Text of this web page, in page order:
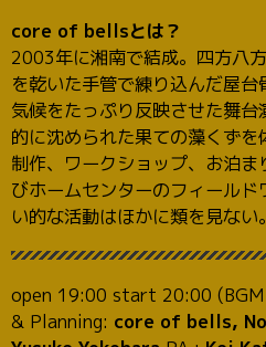
core of bellsとは？
2003年に湘南で結成。四方八
を乾いた手管で練り込んだ屋
気候をたっぷり反映させた舞
的に沈められた果ての藻くず
制作、ワークショップ、お泊
びホームセンターのフィール
い的な活動はほかに類を見ない。
open 19:00 start 20:00
& Planning: core of bells,